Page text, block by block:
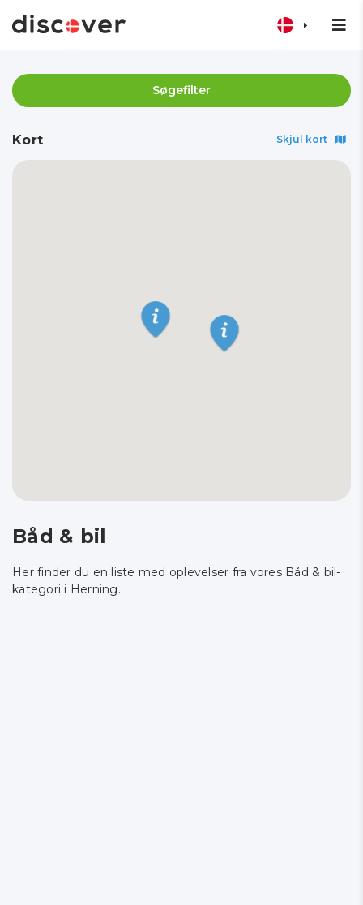
Søgefilter
Kort Skjul kort
Båd & bil
Her finder du en liste med oplevelser fra vores Båd & bil-
kategori i Herning.